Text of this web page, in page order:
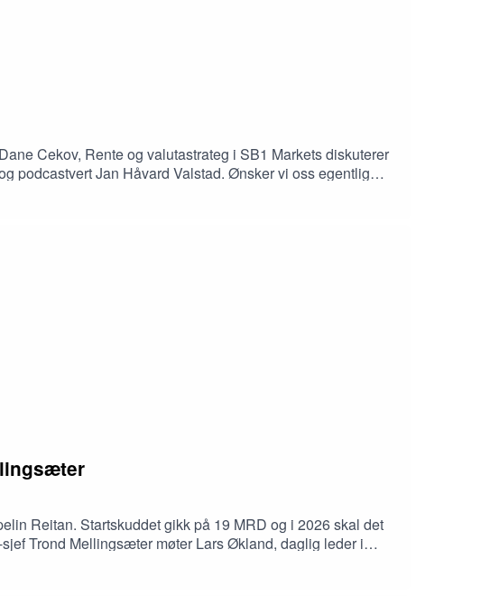
Cekov, Rente og valutastrateg i SB1 Markets diskuterer
podcastvert Jan Håvard Valstad. Ønsker vi oss egentlig
er vi?
Reitan. Startskuddet gikk på 19 MRD og i 2026 skal det
Trond Mellingsæter møter Lars Økland, daglig leder i
i konsolidering av eiendomsbransjen, og podcastvert Jan
og eiere som helst vil kjøre i 100 km/t styrt av